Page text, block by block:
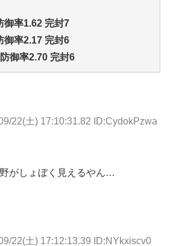
御率1.62 完封7
御率2.17 完封6
御率2.70 完封6
22(土) 17:10:31.82 ID:CydokPzwa
がしょぼく見えるやん…
22(土) 17:12:13.39 ID:NYkxiscv0